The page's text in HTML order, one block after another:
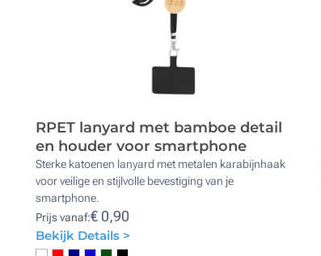
RPET lanyard met bamboe detail
en houder voor smartphone
Sterke katoenen lanyard met metalen karabijnhaak
voor veilige en stijlvolle bevestiging van je
smartphone.
Prijs vanaf:€ 0,90
Bekijk Details >